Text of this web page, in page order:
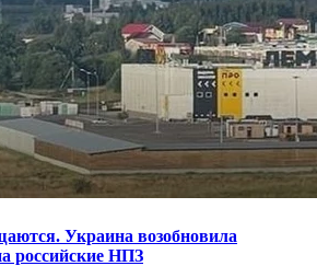
Украина возобновила
российские НПЗ